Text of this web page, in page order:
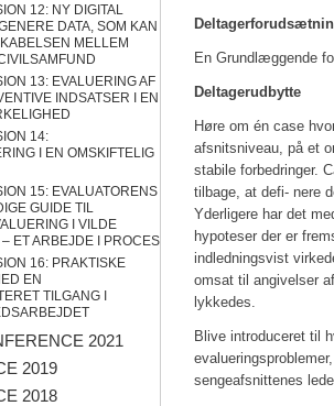
En Grundlæggende
Deltagerudbytte
Høre om én case
afsnitsniveau, på et
stabile forbedringer.
tilbage, at defi- nere
Yderligere har det
hypoteser der er
indledningsvist
omsat til angivelser
lykkedes.
Blive introduceret til
sengeafsnittenes
12: NY DIGITAL
DATA, SOM KAN
MELLEM
13: EVALUERING AF
INDSATSER I EN
14:
I EN OMSKIFTELIG
15: EVALUATORENS
GUIDE TIL
I VILDE
ET ARBEJDE I PROCES
16: PRAKTISKE
EN
TILGANG I
2021
2019
2018